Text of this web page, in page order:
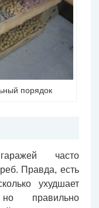
порядок
часто
Правда, есть
ухудшает
но правильно